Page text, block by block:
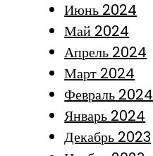
Июнь 2024
Май 2024
Апрель 2024
Март 2024
Февраль 2024
Январь 2024
Декабрь 2023